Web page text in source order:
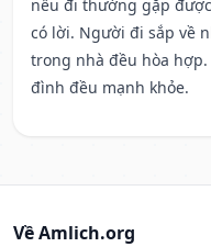
nếu đi thường gặp
có lời. Người đi sắp về
trong nhà đều hòa
đình đều mạnh khỏe.
Về Amlich.org